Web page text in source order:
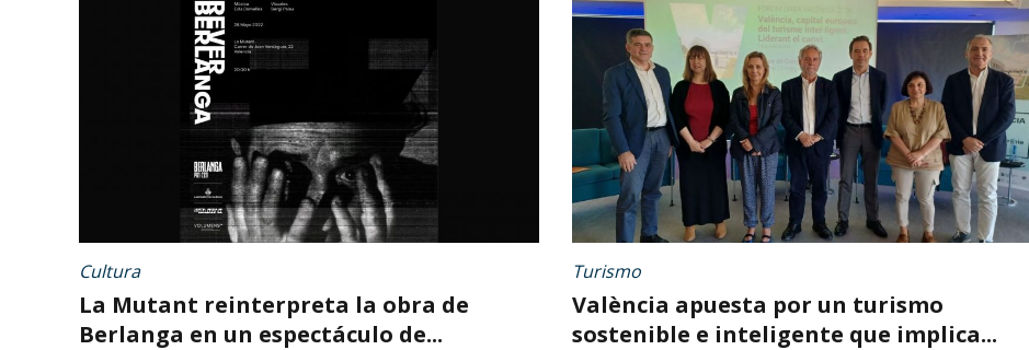
Cultura
La Mutant reinterpreta la obra de
Berlanga en un espectáculo de...
Turismo
València apuesta por un turismo
sostenible e inteligente que implica...